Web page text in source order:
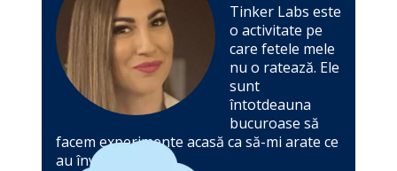
Tinker Labs este
o activitate pe
care fetele mele
nu o ratează. Ele
sunt
întotdeauna
bucuroase să
facem experimente acasă ca să-mi arate ce
au învățat. -